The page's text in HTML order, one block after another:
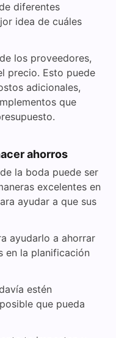
diferentes
idea de cuáles
los proveedores,
precio. Esto puede
adicionales,
que
ahorros
la boda puede ser
excelentes en
ayudar a que sus
ayudarlo a ahorrar
en la planificación
estén
que pueda